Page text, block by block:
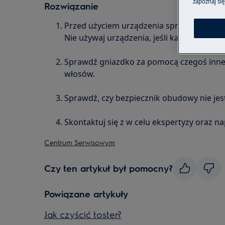
Rozwiązanie
Przed użyciem urządzenia sprawdź
Nie używaj urządzenia, jeśli kabel jest
Sprawdź gniazdko za pomocą czegoś
włosów.
Sprawdź, czy bezpiecznik obudowy nie
Skontaktuj się z w celu ekspertyzy oraz
Centrum Serwisowym
Czy ten artykuł był pomocny?
Powiązane artykuły
Jak czyścić toster?